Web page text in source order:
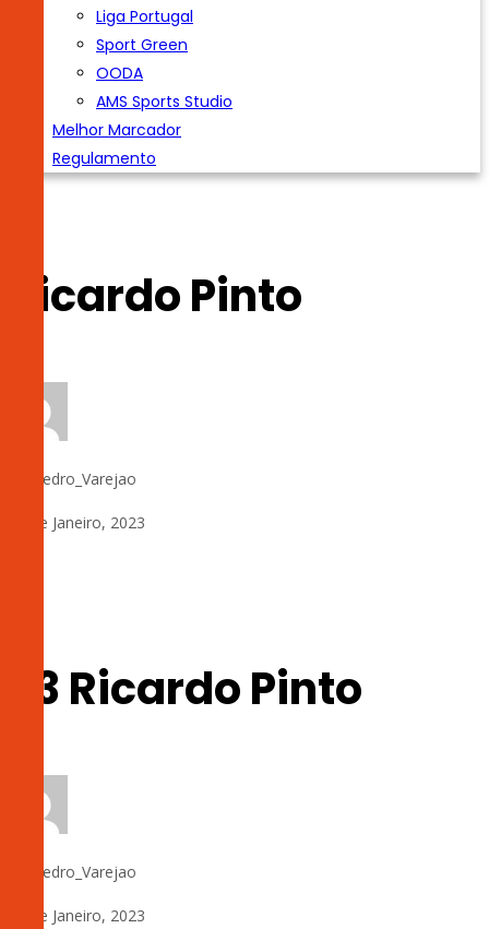
Liga Portugal
Sport Green
OODA
AMS Sports Studio
Melhor Marcador
Regulamento
Ricardo Pinto
Pedro_Varejao
19 de Janeiro, 2023
23 Ricardo Pinto
Pedro_Varejao
19 de Janeiro, 2023